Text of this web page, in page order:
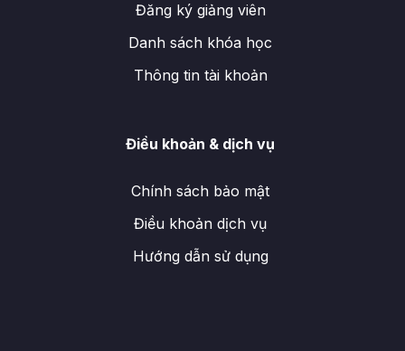
Đăng ký giảng viên
Danh sách khóa học
Thông tin tài khoản
Điều khoản & dịch vụ
Chính sách bảo mật
Điều khoản dịch vụ
Hướng dẫn sử dụng